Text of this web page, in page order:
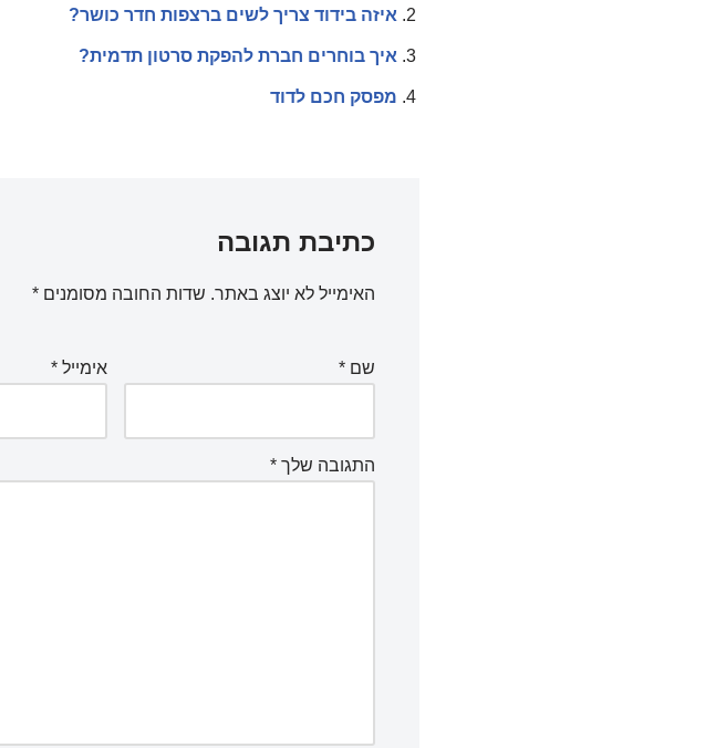
איזה בידוד צריך לשים ברצפות חדר כושר?
איך בוחרים חברת להפקת סרטון תדמית?
מפסק חכם לדוד
כתיבת תגובה
האימייל לא יוצג באתר. שדות החובה מסומנים*
שם* אימייל *
התגובה שלך*